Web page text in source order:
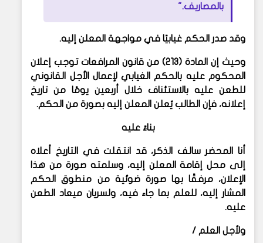
بالمصاريف."
وقد صدر الحكم غيابيًا في مواجهة المعلن إليه.
وحيث إن المادة (213) من قانون المرافعات توجب إعلان
المحكوم عليه بالحكم الغيابي لإعمال الأجل القانوني
للطعن عليه بالاستئناف خلال أربعين يومًا من تاريخ
إعلانه، فإن الطالب يُعلن المعلن إليه بصورة من الحكم.
بناءً عليه
أنا المحضر سالف الذكر، قد انتقلت في التاريخ أعلاه
إلى محل إقامة المعلن إليه، وسلمته صورة من هذا
الإعلان، مرفقًا بها صورة ضوئية من منطوق الحكم
المشار إليه، للعلم بما جاء فيه، ولسريان ميعاد الطعن
عليه.
ولأجل العلم /